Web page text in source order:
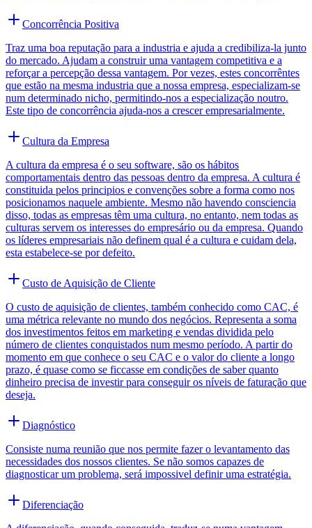
Concorrência Positiva
Traz uma boa reputação para a industria e ajuda a credibiliza-la junto
do mercado. Ajudam a construir uma vantagem competitiva e a
reforçar a percepção dessa vantagem. Por vezes, estes concorrêntes
que estão na mesma industria que a nossa empresa, especializam-se
num determinado nicho, permitindo-nos a especialização noutro.
Este tipo de concorrência ajuda-nos a crescer empresarialmente.
Cultura da Empresa
A cultura da empresa é o seu software, são os hábitos
comportamentais dentro das pessoas dentro da empresa. A cultura é
constituida pelos principios e convenções sobre a forma como nos
posicionamos naquele ambiente. Mesmo não havendo consciencia
disso, todas as empresas têm uma cultura, no entanto, nem todas as
culturas servem os interesses do empresário ou da empresa. Quando
os líderes empresariais não definem qual é a cultura e cuidam dela,
esta estabelece-se por defeito.
Custo de Aquisição de Cliente
O custo de aquisição de clientes, também conhecido como CAC, é
uma métrica relevante no mundo dos negócios. Representa a soma
dos investimentos feitos em marketing e vendas dividida pelo
número de clientes conquistados num mesmo período. A partir do
momento em que conhece o seu CAC e o valor do cliente a longo
prazo, é quase como se ficcasse em condições de saber quanto
dinheiro precisa de investir para conseguir os níveis de faturação que
deseja.
Diagnóstico
Consiste numa reunião que nos permite fazer o levantamento das
necessidades dos nossos clientes. Se não somos capazes de
diagnosticar um problema, será impossivel definir uma estratégia.
Diferenciação